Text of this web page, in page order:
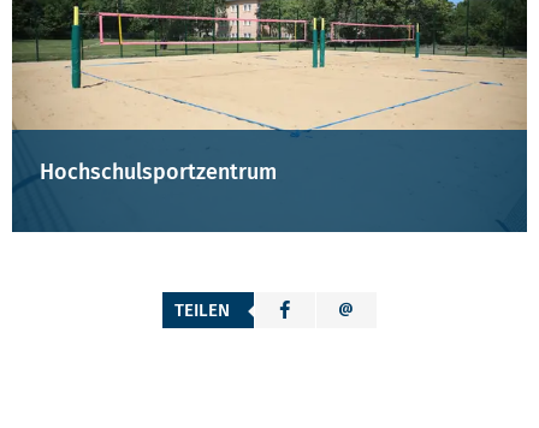
Hochschulsportzentrum
TEILEN